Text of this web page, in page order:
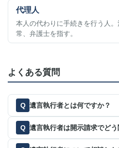
代理人
本人の代わりに手続きを行う人
常、弁護士を指す。
よくある質問
遺言執行者とは何ですか？
遺言執行者は開示請求でどう